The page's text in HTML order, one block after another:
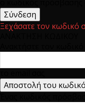
Ξεχάσατε τον κωδικό